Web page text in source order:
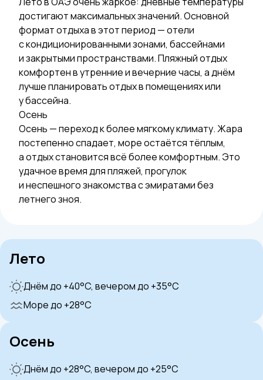
достигают максимальных значений. Основной
формат отдыха в этот период — отели
с кондиционированными зонами, бассейнами
и закрытыми пространствами. Пляжный отдых
комфортен в утренние и вечерние часы, а днём
лучше планировать отдых в помещениях или
у бассейна.
Осень
Осень — переход к более мягкому климату. Жара
постепенно спадает, море остаётся тёплым,
а отдых становится всё более комфортным. Это
удачное время для пляжей, прогулок
и неспешного знакомства с эмиратами без
летнего зноя.
Лето
Днём до +40°C, вечером до +35°C
Море до +28°C
Осень
Днём до +28°C, вечером до +25°C